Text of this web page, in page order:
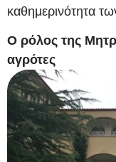
καθημερινότητα
Ο ρόλος της
αγρότες